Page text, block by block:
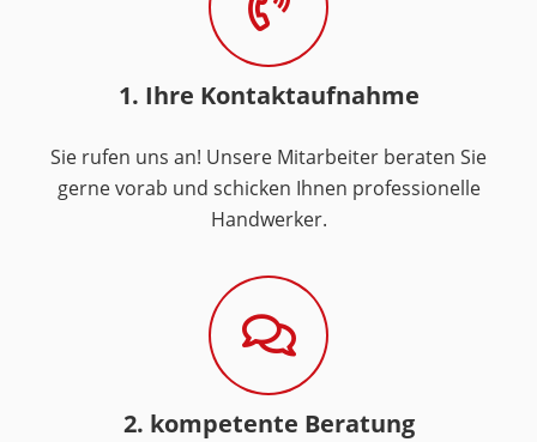
1. Ihre Kontaktaufnahme
Sie rufen uns an! Unsere Mitarbeiter beraten Sie
gerne vorab und schicken Ihnen professionelle
Handwerker.
2. kompetente Beratung